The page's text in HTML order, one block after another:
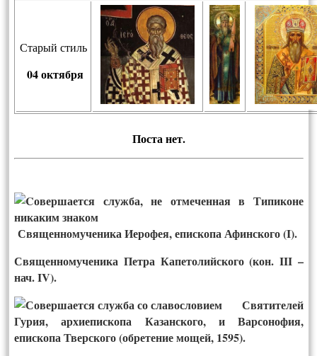
Старый стиль
04 октября
Пос­та нет.
Священномученика Иерофея, епископа Афинского (I).
Священномученика Петра Капетолийского (кон. III –
нач. IV).
Святителей
Гурия, архиепископа Казанского, и Варсонофия,
епископа Тверского (обретение мощей, 1595).